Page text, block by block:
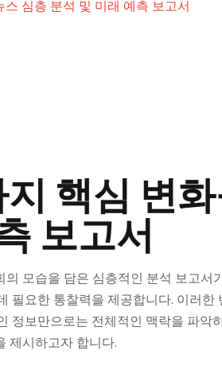
심층 분석 및 미래 예측 보고서
핵심 변
보고서
모습을 담은 심층적인 분석 보고
필요한 통찰력을 제공합니다. 이러
정보만으로는 전체적인 맥락을 파
제시하고자 합니다.